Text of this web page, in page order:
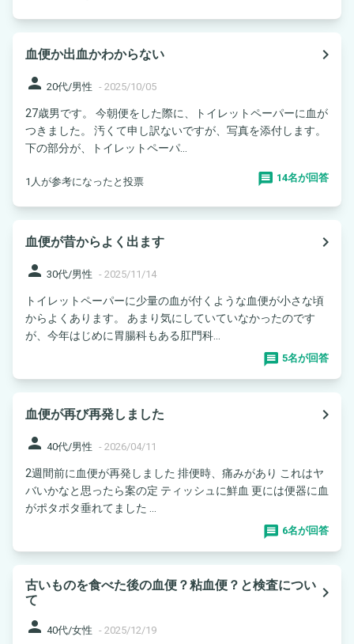
血便か出血かわからない
navigate_next
person 20代/男性 - 2025/10/05
27歳男です。 今朝便をした際に、トイレットペーパーに血が
つきました。 汚くて申し訳ないですが、写真を添付します。
下の部分が、トイレットペーパ...
1人が参考になったと投票 14名が回答
血便が昔からよく出ます
navigate_next
person 30代/男性 - 2025/11/14
トイレットペーパーに少量の血が付くような血便が小さな頃
からよくあります。 あまり気にしていていなかったのです
が、今年はじめに胃腸科もある肛門科...
5名が回答
血便が再び再発しました
navigate_next
person 40代/男性 - 2026/04/11
2週間前に血便が再発しました 排便時、痛みがあり これはヤ
バいかなと思ったら案の定 ティッシュに鮮血 更には便器に血
がポタポタ垂れてました ...
6名が回答
古いものを食べた後の血便？粘血便？と検査につい
て
navigate_next
person 40代/女性 - 2025/12/19